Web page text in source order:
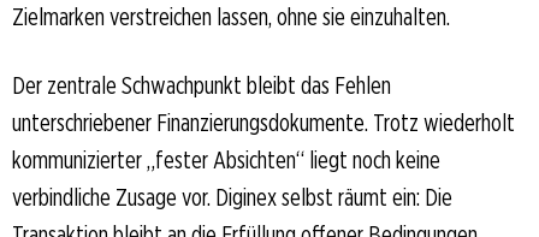
Zielmarken verstreichen lassen, ohne sie einzuhalten.
Der zentrale Schwachpunkt bleibt das Fehlen
unterschriebener Finanzierungsdokumente. Trotz wiederholt
kommunizierter „fester Absichten“ liegt noch keine
verbindliche Zusage vor. Diginex selbst räumt ein: Die